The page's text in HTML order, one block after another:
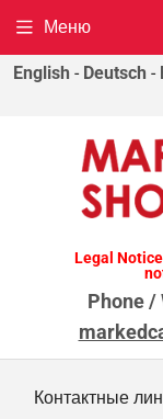
English - Deutsch -
Legal
Phone /
Меню
Контактные